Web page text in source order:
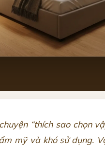
“thích sao chọn
mỹ và khó sử dụng.